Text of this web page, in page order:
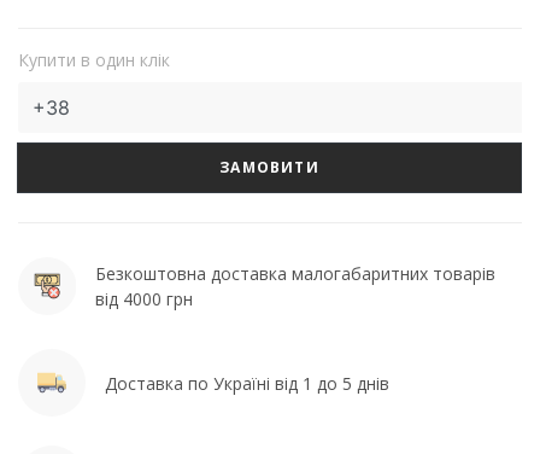
Купити в один клік
ЗАМОВИТИ
Безкоштовна доставка малогабаритних товарів
від 4000 грн
Доставка по Україні від 1 до 5 днів